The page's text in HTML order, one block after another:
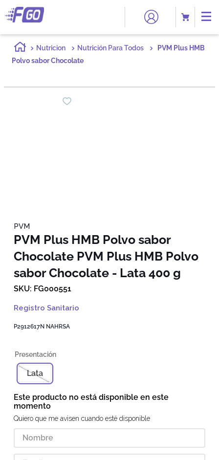
Nutricion Nutrición Para Todos
PVM Plus HMB
Polvo sabor Chocolate
PVM
PVM Plus HMB Polvo sabor
Chocolate PVM Plus HMB Polvo
sabor Chocolate - Lata 400 g
FG000551
Registro Sanitario
P2912617N NAHRSA
Lata
Este producto no está disponible en este
momento
Quiero que me avisen cuando esté disponible